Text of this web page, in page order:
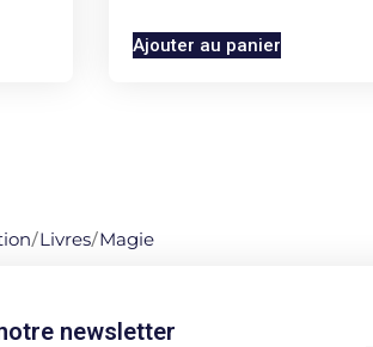
Ajouter au panier
/Livres/Magie
newsletter